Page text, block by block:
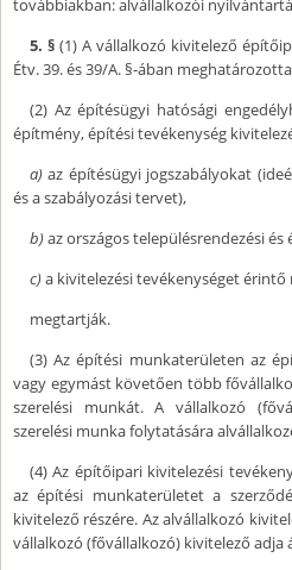
továbbiakban: alvállalkozói
5. § (1) A vállalkozó kivitelező
Étv. 39. és 39/A. §-ában
(2) Az építésügyi hatósági
építmény, építési tevékenység
a)az építésügyi jogszabályokat
és a szabályozási tervet),
b)az országos településrendezési
c)a kivitelezési tevékenységet
megtartják.
(3) Az építési munkaterületen az
vagy egymást követően több
szerelési munkát. A vállalkozó
szerelési munka folytatására
(4) Az építőipari kivitelezési
az építési munkaterületet a
kivitelező részére. Az alvállalkozó
vállalkozó (fővállalkozó) kivitelező adja